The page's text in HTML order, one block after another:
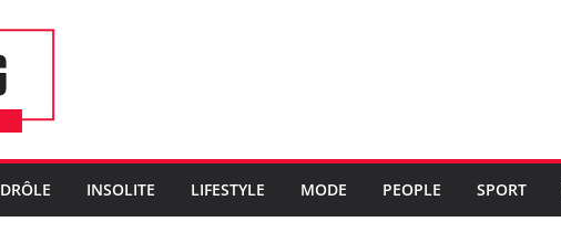
DRÔLE INSOLITE LIFESTYLE MODE PEOPLE SPORT